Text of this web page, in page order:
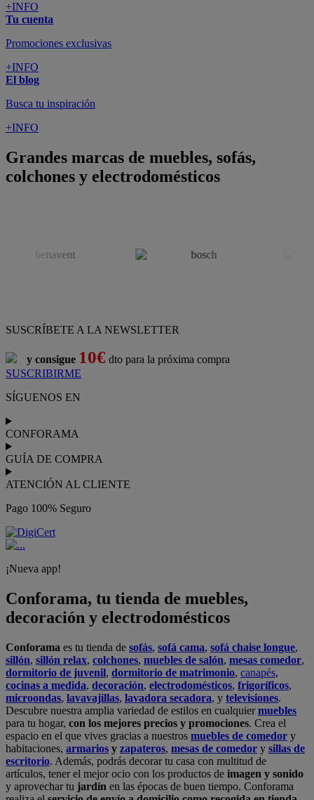
+INFO
Tu cuenta
Promociones exclusivas
+INFO
El blog
Busca tu inspiración
+INFO
Grandes marcas de muebles, sofás,
colchones y electrodomésticos
SUSCRÍBETE A LA NEWSLETTER
y consigue 10€ dto para la próxima compra
SUSCRIBIRME
SÍGUENOS EN
CONFORAMA
GUÍA DE COMPRA
ATENCIÓN AL CLIENTE
Pago 100% Seguro
¡Nueva app!
Conforama, tu tienda de muebles,
decoración y electrodomésticos
Conforama es tu tienda de sofás, sofá cama, sofá chaise longue,
sillón, sillón relax, colchones, muebles de salón, mesas comedor,
dormitorio de juvenil, dormitorio de matrimonio, canapés,
cocinas a medida, decoración, electrodomésticos, frigoríficos,
microondas, lavavajillas, lavadora secadora, y televisiones.
Descubre nuestra amplia variedad de estilos en cualquiermuebles
para tu hogar, con los mejores precios y promociones. Crea el
espacio en el que vives gracias a nuestros muebles de comedor y
habitaciones, armarios y zapateros, mesas de comedor y sillas de
escritorio. Además, podrás decorar tu casa con multitud de
artículos, tener el mejor ocio con los productos de imagen y sonido
y aprovechar tu jardín en las épocas de buen tiempo. Conforama